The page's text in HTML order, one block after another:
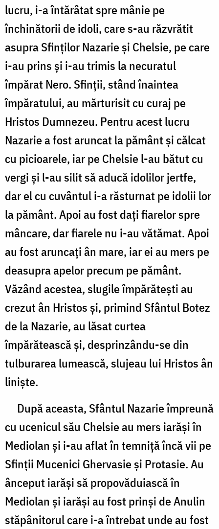
lucru, i-a întărâtat spre mânie pe
închinătorii de idoli, care s-au răzvrătit
asupra Sfinţilor Nazarie şi Chelsie, pe care
i-au prins şi i-au trimis la necuratul
împărat Nero. Sfinţii, stând înaintea
împăratului, au mărturisit cu curaj pe
Hristos Dumnezeu. Pentru acest lucru
Nazarie a fost aruncat la pământ şi călcat
cu picioarele, iar pe Chelsie l-au bătut cu
vergi şi l-au silit să aducă idolilor jertfe,
dar el cu cuvântul i-a răsturnat pe idolii lor
la pământ. Apoi au fost daţi fiarelor spre
mâncare, dar fiarele nu i-au vătămat. Apoi
au fost aruncaţi ân mare, iar ei au mers pe
deasupra apelor precum pe pământ.
Văzând acestea, slugile împărăteşti au
crezut ân Hristos şi, primind Sfântul Botez
de la Nazarie, au lăsat curtea
împărătească şi, desprinzându-se din
tulburarea lumească, slujeau lui Hristos ân
linişte.
După aceasta, Sfântul Nazarie împreună
cu ucenicul său Chelsie au mers iarăşi în
Mediolan şi i-au aflat în temniţă încă vii pe
Sfinţii Mucenici Ghervasie şi Protasie. Au
ânceput iarăşi să propovăduiască în
Mediolan şi iarăşi au fost prinşi de Anulin
stăpânitorul care i-a întrebat unde au fost